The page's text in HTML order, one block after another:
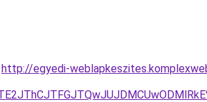
http://egyedi-